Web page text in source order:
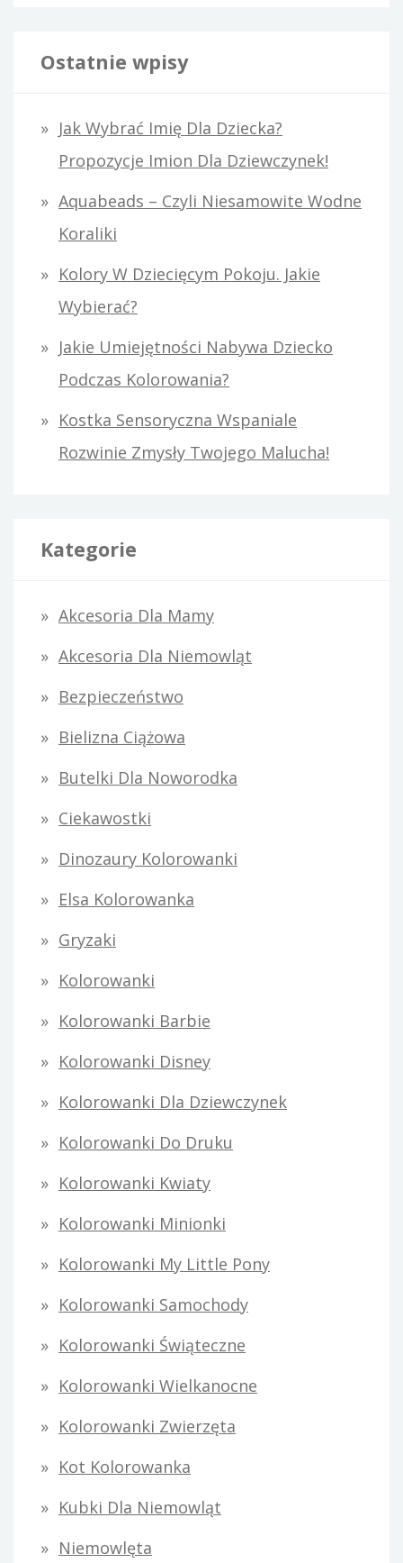
k
j
Ostatnie wpisy
Jak Wybrać Imię Dla Dziecka?
Propozycje Imion Dla Dziewczynek!
Aquabeads – Czyli Niesamowite Wodne
Koraliki
Kolory W Dziecięcym Pokoju. Jakie
Wybierać?
Jakie Umiejętności Nabywa Dziecko
Podczas Kolorowania?
Kostka Sensoryczna Wspaniale
Rozwinie Zmysły Twojego Malucha!
Kategorie
Akcesoria Dla Mamy
Akcesoria Dla Niemowląt
Bezpieczeństwo
Bielizna Ciążowa
Butelki Dla Noworodka
Ciekawostki
Dinozaury Kolorowanki
Elsa Kolorowanka
Gryzaki
Kolorowanki
Kolorowanki Barbie
Kolorowanki Disney
Kolorowanki Dla Dziewczynek
Kolorowanki Do Druku
Kolorowanki Kwiaty
Kolorowanki Minionki
Kolorowanki My Little Pony
Kolorowanki Samochody
Kolorowanki Świąteczne
Kolorowanki Wielkanocne
Kolorowanki Zwierzęta
Kot Kolorowanka
Kubki Dla Niemowląt
Niemowlęta